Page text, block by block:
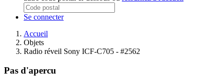
Se connecter
Accueil
Objets
Radio réveil Sony ICF-C705 - #2562
Pas d'apercu